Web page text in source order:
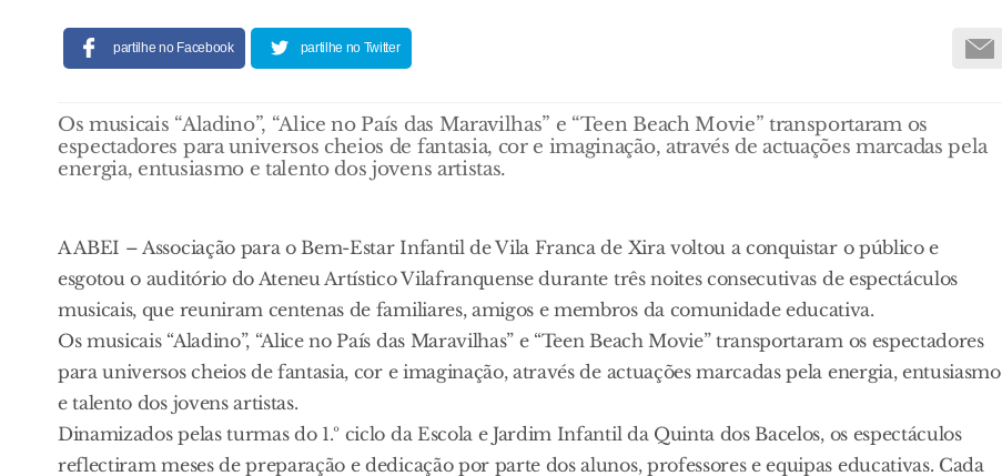
partilhe no Facebook partilhe no Twitter
Os musicais “Aladino”, “Alice no País das Maravilhas” e “Teen Beach Movie” transportaram os
espectadores para universos cheios de fantasia, cor e imaginação, através de actuações marcadas pela
energia, entusiasmo e talento dos jovens artistas.
A ABEI – Associação para o Bem-Estar Infantil de Vila Franca de Xira voltou a conquistar o público e
esgotou o auditório do Ateneu Artístico Vilafranquense durante três noites consecutivas de espectáculos
musicais, que reuniram centenas de familiares, amigos e membros da comunidade educativa.
Os musicais “Aladino”, “Alice no País das Maravilhas” e “Teen Beach Movie” transportaram os espectadores
para universos cheios de fantasia, cor e imaginação, através de actuações marcadas pela energia, entusiasmo
e talento dos jovens artistas.
Dinamizados pelas turmas do 1.º ciclo da Escola e Jardim Infantil da Quinta dos Bacelos, os espectáculos
reflectiram meses de preparação e dedicação por parte dos alunos, professores e equipas educativas. Cada